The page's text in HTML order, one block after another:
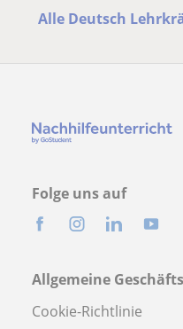
Alle Deutsch
Folge uns auf
Allgemeine
Cookie-Richtlinie